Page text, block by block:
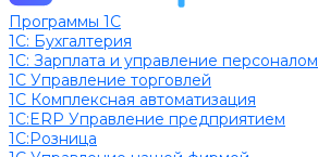
Программы 1С
1C: Бухгалтерия
1С: Зарплата и управление персоналом
1С Управление торговлей
1С Комплексная автоматизация
1С:ERP Управление предприятием
1С:Розница